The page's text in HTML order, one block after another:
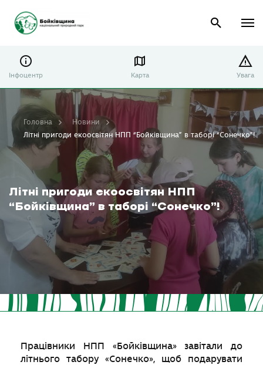
Інфоцентр Карта Увага
Літні пригоди екоосвітян НПП
“Бойківщина” в таборі “Сонечко”!
Головна
Новини
Літні пригоди екоосвітян НПП “Бойківщина” в таборі “Сонечко”!
Працівники НПП «Бойківщина» завітали до
літнього табору «Сонечко», щоб подарувати